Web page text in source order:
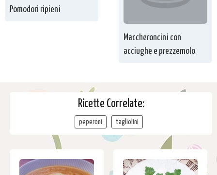
Pomodori ripieni
Maccheroncini con
acciughe e prezzemolo
Ricette Correlate:
peperoni tagliolini